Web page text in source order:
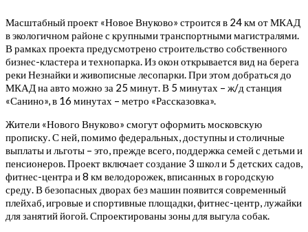
Масштабный проект «Новое Внуково» строится в 24 км от МКАД
в экологичном районе с крупными транспортными магистралями.
В рамках проекта предусмотрено строительство собственного
бизнес-кластера и технопарка. Из окон открывается вид на берега
реки Незнайки и живописные лесопарки. При этом добраться до
МКАД на авто можно за 25 минут. В 5 минутах – ж/д станция
«Санино», в 16 минутах – метро «Рассказовка».
Жители «Нового Внуково» смогут оформить московскую
прописку. С ней, помимо федеральных, доступны и столичные
выплаты и льготы – это, прежде всего, поддержка семей с детьми и
пенсионеров. Проект включает создание 3 школ и 5 детских садов,
фитнес-центра и 8 км велодорожек, вписанных в городскую
среду. В безопасных дворах без машин появится современный
плейхаб, игровые и спортивные площадки, фитнес-центр, лужайки
для занятий йогой. Спроектированы зоны для выгула собак.